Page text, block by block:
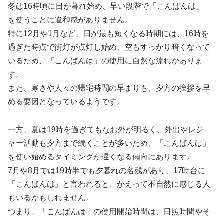
冬は16時頃に日が暮れ始め、早い段階で「こんばんは」
を使うことに違和感がありません。
特に12月や1月など、日が最も短くなる時期には、16時を
過ぎた時点で街灯が点灯し始め、空もすっかり暗くなって
いるため、「こんばんは」の使用に自然な流れがありま
す。
また、寒さや人々の帰宅時間の早まりも、夕方の挨拶を早
める要因となっているようです。
一方、夏は19時を過ぎてもなお外が明るく、外出やレジ
ャー活動も夕方まで続くことが多いため、「こんばんは」
を使い始めるタイミングが遅くなる傾向にあります。
7月や8月では19時半でも夕暮れの名残があり、17時台に
「こんばんは」と言われると、かえって不自然に感じる人
もいるかもしれません。
つまり、「こんばんは」の使用開始時間は、日照時間やそ